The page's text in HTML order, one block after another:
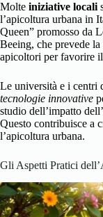
Molte iniziative locali
l’apicoltura urbana in
Queen” promosso da
Beeing, che prevede
apicoltori per favorire
Le università e i centri
tecnologie innovative
studio dell’impatto
Questo contribuisce a
l’apicoltura urbana.
Gli Aspetti Pratici